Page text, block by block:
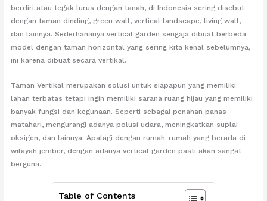
berdiri atau tegak lurus dengan tanah, di Indonesia sering disebut
dengan taman dinding, green wall, vertical landscape, living wall,
dan lainnya. Sederhananya vertical garden sengaja dibuat berbeda
model dengan taman horizontal yang sering kita kenal sebelumnya,
ini karena dibuat secara vertikal.
Taman Vertikal merupakan solusi untuk siapapun yang memiliki
lahan terbatas tetapi ingin memiliki sarana ruang hijau yang memiliki
banyak fungsi dan kegunaan. Seperti sebagai penahan panas
matahari, mengurangi adanya polusi udara, meningkatkan suplai
oksigen, dan lainnya. Apalagi dengan rumah-rumah yang berada di
wilayah jember, dengan adanya vertical garden pasti akan sangat
berguna.
Table of Contents